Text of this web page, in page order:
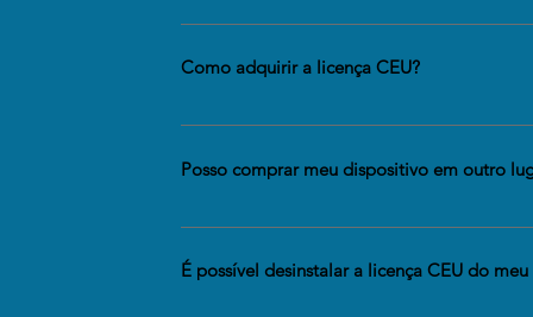
A instalação da licença CEU é feita pela equipe de TI
Como adquirir a licença CEU?
A licença CEU vinculada ao Colégio IBPI deve ser
institucional do aluno). O e-mail intitucional do aluno
Posso comprar meu dispositivo em outro
Sim, você pode adquirir dispositivos em outros
É possível desinstalar a licença CEU do